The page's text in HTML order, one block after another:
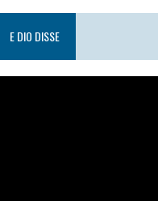
E DIO DISSE